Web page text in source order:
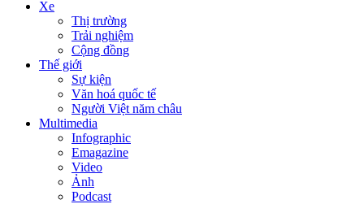
Xe
Thị trường
Trải nghiệm
Cộng đồng
Thế giới
Sự kiện
Văn hoá quốc tế
Người Việt năm châu
Multimedia
Infographic
Emagazine
Video
Ảnh
Podcast